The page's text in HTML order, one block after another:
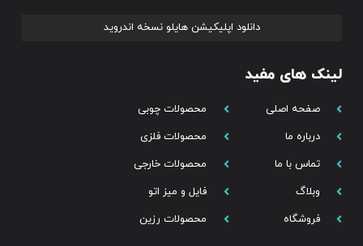
دانلود اپلیکیشن هایلو نسخه اندروید
لینک های مفید
صفحه اصلی
درباره ما
تماس با ما
وبلاگ
فروشگاه
محصولات چوبی
محصولات فلزی
محصولات خارجی
فایل و میز اتو
محصولات رزین